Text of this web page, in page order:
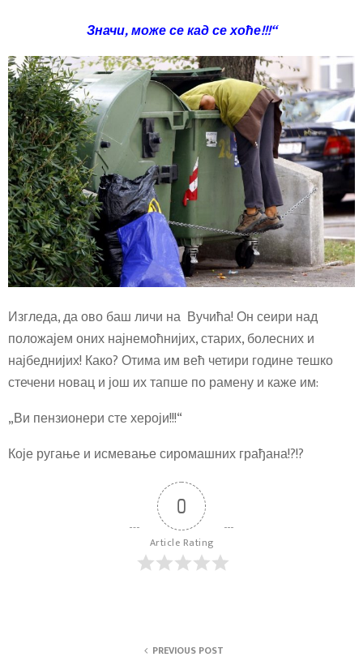
Значи, може се кад се хоће!!!“
Изгледа, да ово баш личи на Вучића! Он сеири над
положајем оних најнемоћнијих, старих, болесних и
најбеднијих! Како? Отима им већ четири године тешко
стечени новац и још их тапше по рамену и каже им:
„Ви пензионери сте хероји!!!“
Које ругање и исмевање сиромашних грађана!?!?
0
Article Rating
PREVIOUS POST